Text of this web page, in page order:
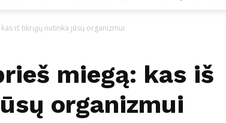
iš tikrųjų nutinka jūsų organizmui
miegą: kas iš
organizmui